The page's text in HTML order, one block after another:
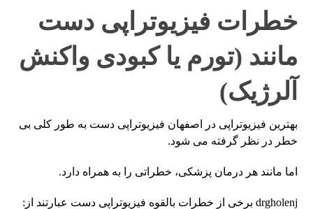
خطرات فیزیوتراپی دست
مانند (تورم یا کبودی واکنش
آلرژیک)
بهترین فیزیوتراپی در اصفهان فیزیوتراپی دست به طور کلی بی
خطر در نظر گرفته می شود.
اما مانند هر درمان پزشکی، خطراتی را به همراه دارد.
drgholenj برخی از خطرات بالقوه فیزیوتراپی دست عبارتند از: